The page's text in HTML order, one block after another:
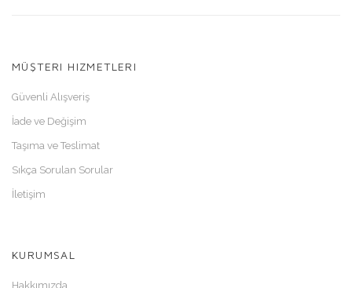
MÜŞTERI HIZMETLERI
Güvenli Alışveriş
İade ve Değişim
Taşıma ve Teslimat
Sıkça Sorulan Sorular
İletişim
KURUMSAL
Hakkımızda